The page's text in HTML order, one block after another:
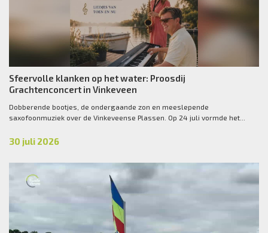
Sfeervolle klanken op het water: Proosdij
Grachtenconcert in Vinkeveen
Dobberende bootjes, de ondergaande zon en meeslepende
saxofoonmuziek over de Vinkeveense Plassen. Op 24 juli vormde het...
30 juli 2026